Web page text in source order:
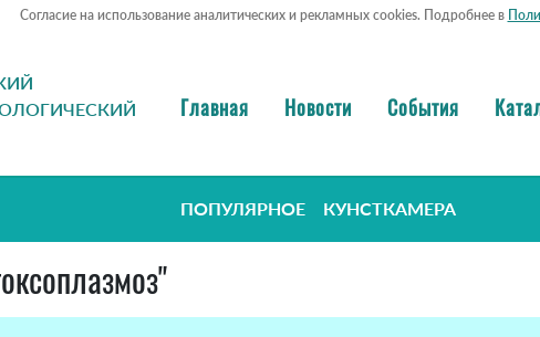
Согласие на использование аналитических и рекламных cookies. Подробнее в
Главная Новости События
ПОПУЛЯРНОЕ КУНСТКАМЕРА